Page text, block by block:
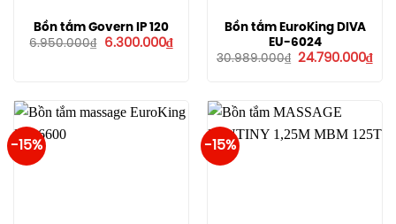
Bồn tắm Govern IP 120
6.950.000₫
Giá
6.300.000₫Giá
Bồn tắm EuroKing DIVA
EU-6024
30.989.000₫
Giá
24.790.000₫Giá
-15% -15%